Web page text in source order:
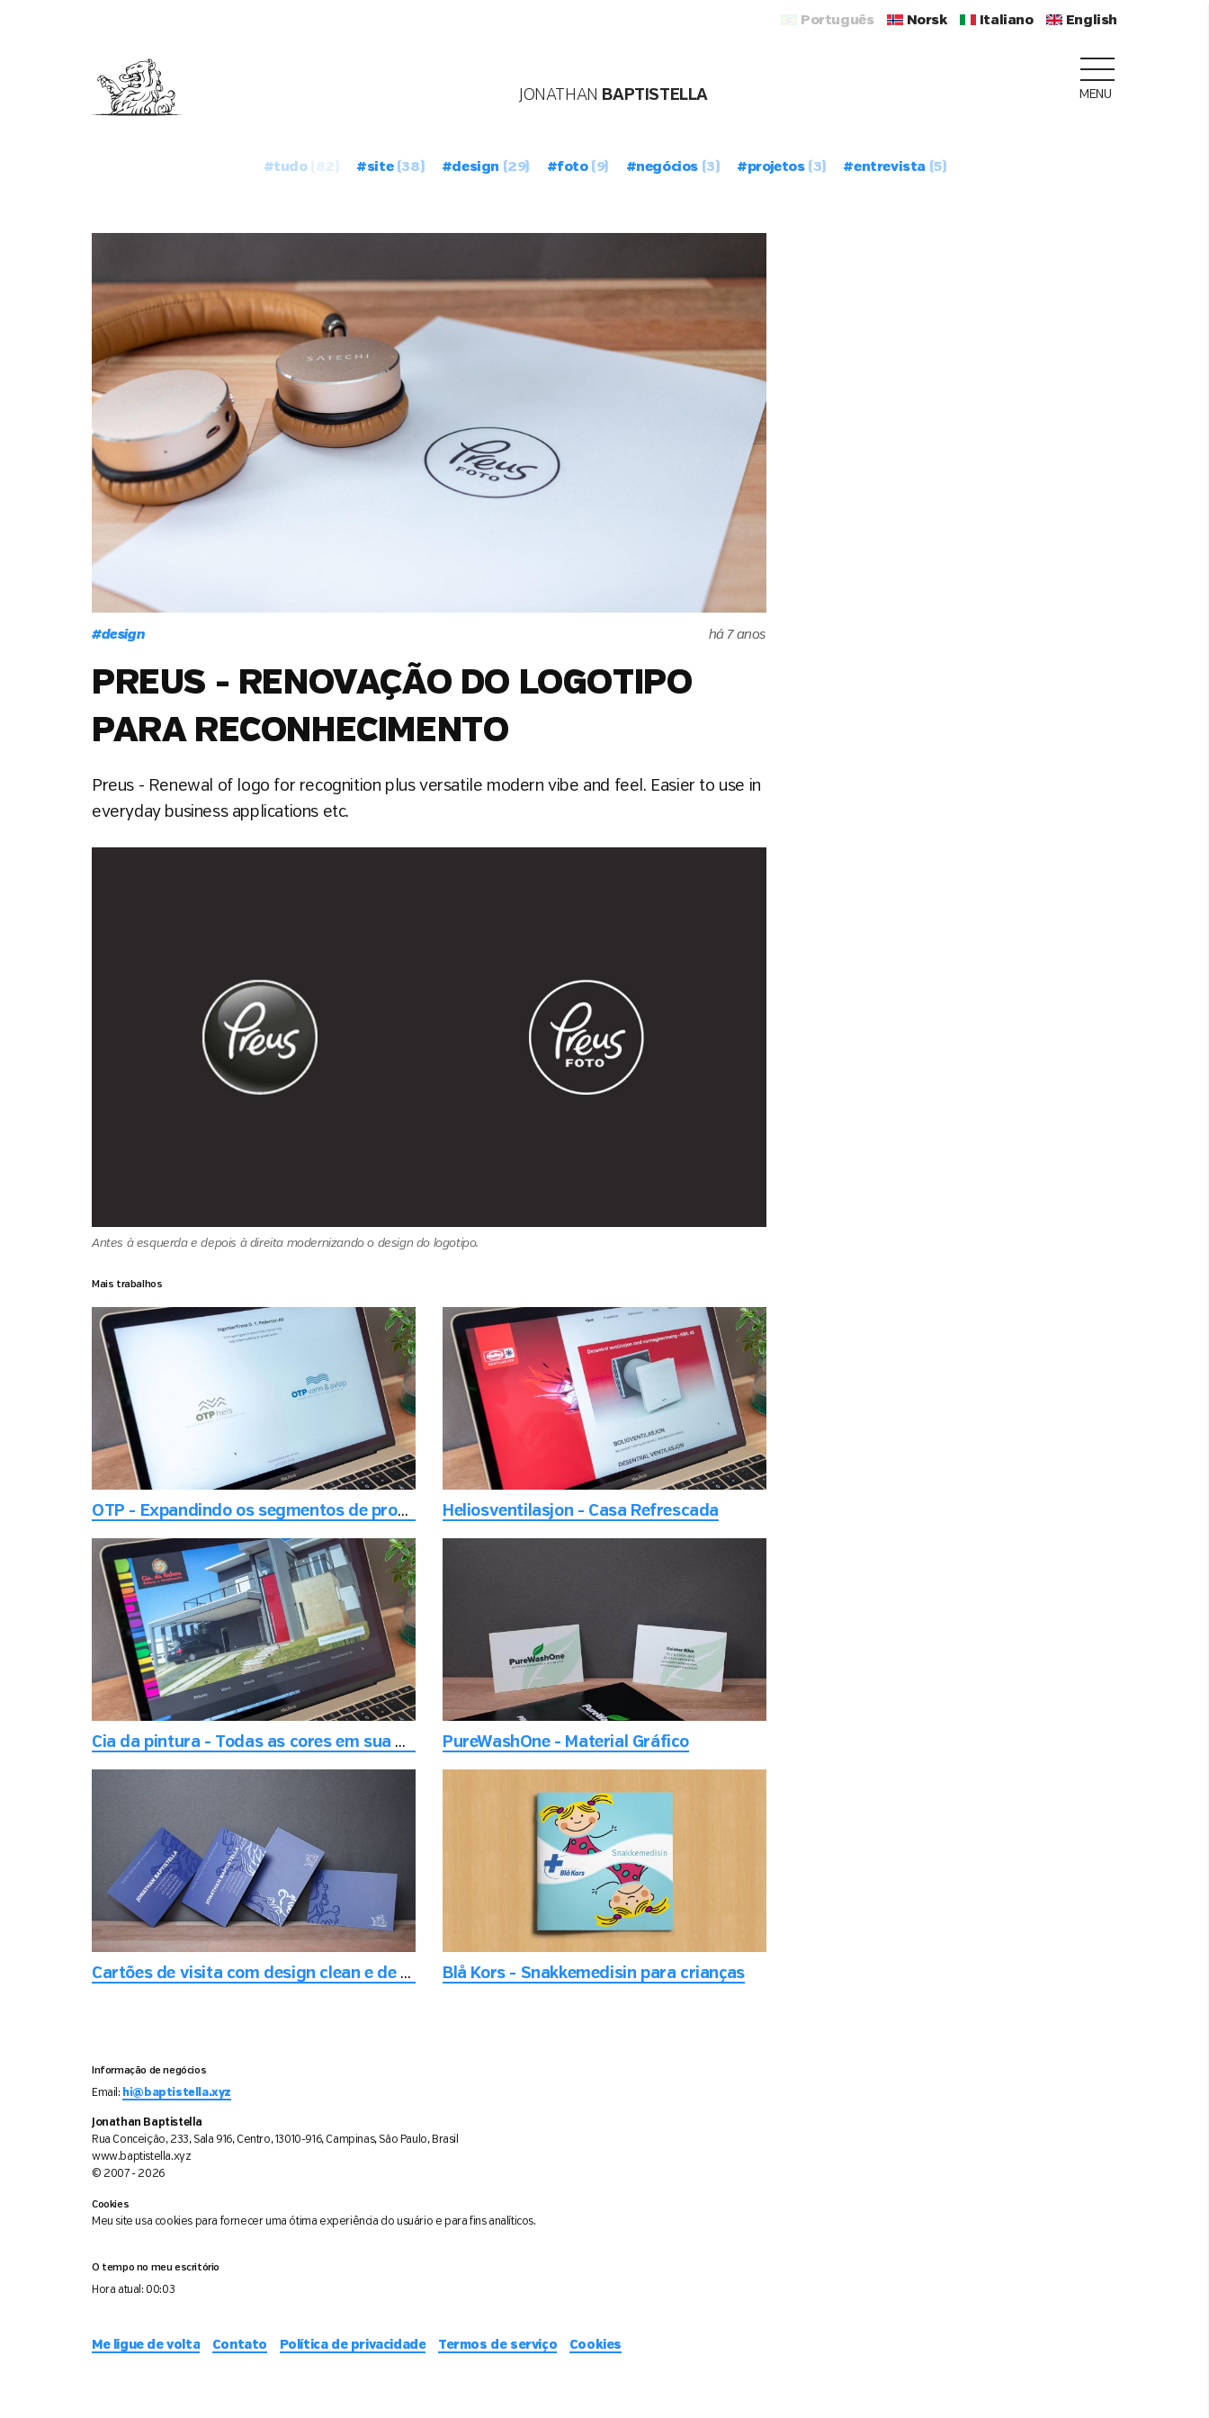
Português Norsk Italiano English
JONATHAN BAPTISTELLA MENU
#tudo(82) #site(38) #design (29) #foto(9) #negócios (3) #projetos(3) #entrevista (5)
há 7 anos
#design
PREUS - RENOVAÇÃO DO LOGOTIPO
PARA RECONHECIMENTO
Preus - Renewal of logo for recognition plus versatile modern vibe and feel. Easier to use in
everyday business applications etc.
Antes à esquerda e depois à direita modernizando o design do logotipo.
Mais trabalhos
OTP - Expandindo os segmentos de produtos e mantendo a história inerente Heliosventilasjon - Casa Refrescada
Cia da pintura - Todas as cores em sua melhor forma PureWashOne - Material Gráfico
Cartões de visita com design clean e de classe alta Blå Kors - Snakkemedisin para crianças
Informação de negócios
Email: hi@baptistella.xyz
Jonathan Baptistella
Rua Conceição, 233, Sala 916, Centro, 13010-916, Campinas, São Paulo, Brasil
www.baptistella.xyz
© 2007 - 2026
Cookies
Meu site usa cookies para fornecer uma ótima experiência do usuário e para fins analíticos.
O tempo no meu escritório
Hora atual: 00:03
Me ligue de volta Contato Política de privacidade Termos de serviço Cookies